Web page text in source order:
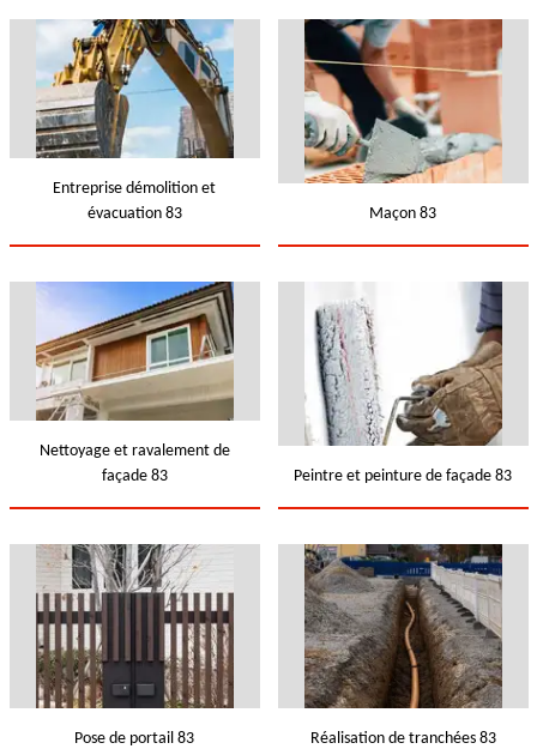
Entreprise démolition et
évacuation 83
Maçon 83
Nettoyage et ravalement de
façade 83
Peintre et peinture de façade 83
Pose de portail 83 Réalisation de tranchées 83